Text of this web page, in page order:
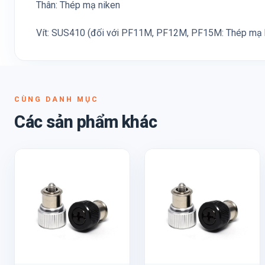
Thân: Thép mạ niken
Vít: SUS410 (đối với PF11M, PF12M, PF15M: Thép mạ
CÙNG DANH MỤC
Các sản phẩm khác